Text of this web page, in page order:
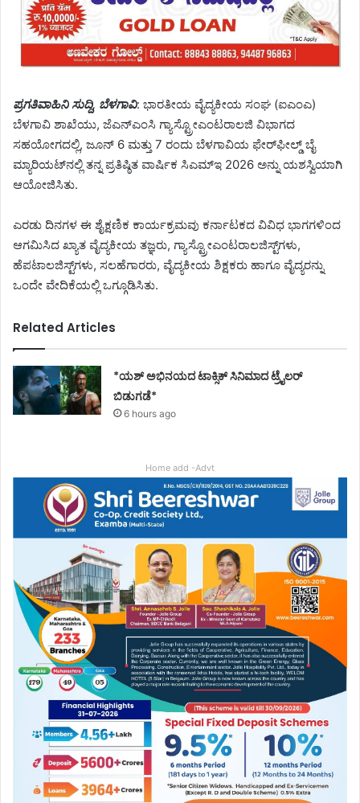
ಪ್ರಗತಿವಾಹಿನಿ ಸುದ್ದಿ, ಬೆಳಗಾವಿ: ಭಾರತೀಯ ವೈದ್ಯಕೀಯ ಸಂಘ (ಐಎಂಎ)
ಬೆಳಗಾವಿ ಶಾಖೆಯು, ಜೆಎನ್‌ಎಂಸಿ ಗ್ಯಾಸ್ಟ್ರೋಎಂಟರಾಲಜಿ ವಿಭಾಗದ
ಸಹಯೋಗದಲ್ಲಿ, ಜೂನ್ 6 ಮತ್ತು 7 ರಂದು ಬೆಳಗಾವಿಯ ಫೇರ್‌ಫೀಲ್ಡ್ ಬೈ
ಮ್ಯಾರಿಯಟ್‌ನಲ್ಲಿ ತನ್ನ ಪ್ರತಿಷ್ಠಿತ ವಾರ್ಷಿಕ ಸಿಎಮ್‌ಇ 2026 ಅನ್ನು ಯಶಸ್ವಿಯಾಗಿ
ಆಯೋಜಿಸಿತು.
ಎರಡು ದಿನಗಳ ಈ ಶೈಕ್ಷಣಿಕ ಕಾರ್ಯಕ್ರಮವು ಕರ್ನಾಟಕದ ವಿವಿಧ ಭಾಗಗಳಿಂದ
ಆಗಮಿಸಿದ ಖ್ಯಾತ ವೈದ್ಯಕೀಯ ತಜ್ಞರು, ಗ್ಯಾಸ್ಟ್ರೋಎಂಟರಾಲಜಿಸ್ಟ್‌ಗಳು,
ಹೆಪಟಾಲಜಿಸ್ಟ್‌ಗಳು, ಸಲಹೆಗಾರರು, ವೈದ್ಯಕೀಯ ಶಿಕ್ಷಕರು ಹಾಗೂ ವೈದ್ಯರನ್ನು
ಒಂದೇ ವೇದಿಕೆಯಲ್ಲಿ ಒಗ್ಗೂಡಿಸಿತು.
Related Articles
*ಯಶ್ ಅಭಿನಯದ ಟಾಕ್ಸಿಕ್ ಸಿನಿಮಾದ ಟ್ರೈಲರ್
ಬಿಡುಗಡೆ*
6 hours ago
Home add -Advt